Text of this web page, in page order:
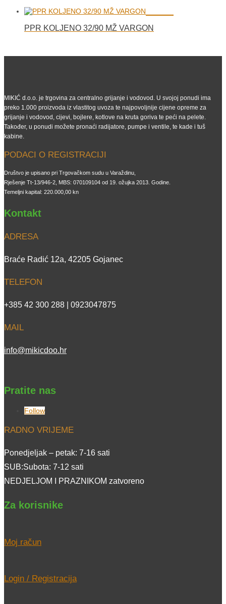
PPR KOLJENO 32/90 MŽ VARGON
MIKIĆ d.o.o. je trgovina za centralno grijanje i vodovod. U svojoj ponudi ima
preko 1.000 proizvoda iz vlastitog uvoza te najpovoljnije cijene opreme za
grijanje i vodovod, cijevi, bojlere, kotlove na kruta goriva te peći na pelete.
Također, u ponudi možete pronaći radijatore, pumpe i ventile, te kade i tuš
kabine.
PODACI O REGISTRACIJI
Društvo je upisano pri Trgovačkom sudu u Varaždinu,
Rješenje Tt-13/946-2, MBS: 070109104 od 19. ožujka 2013. Godine.
Temeljni kapital: 220.000,00 kn
Kontakt
ADRESA
Braće Radić 12a, 42205 Gojanec
TELEFON
+385 42 300 288 | 0923047875
MAIL
info@mikicdoo.hr
Pratite nas
Follow
RADNO VRIJEME
Ponedjeljak – petak: 7-16 sati
SUB:Subota: 7-12 sati
NEDJELJOM I PRAZNIKOM zatvoreno
Za korisnike
Moj račun
Login / Registracija